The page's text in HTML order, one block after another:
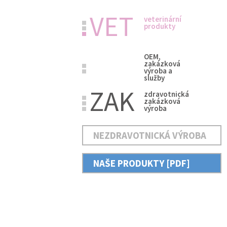
VET veterinární
produkty
OEM,
zakázková
výroba a
služby
ZAK zdravotnická
zakázková
výroba
NEZDRAVOTNICKÁ VÝROBA
NAŠE PRODUKTY [PDF]